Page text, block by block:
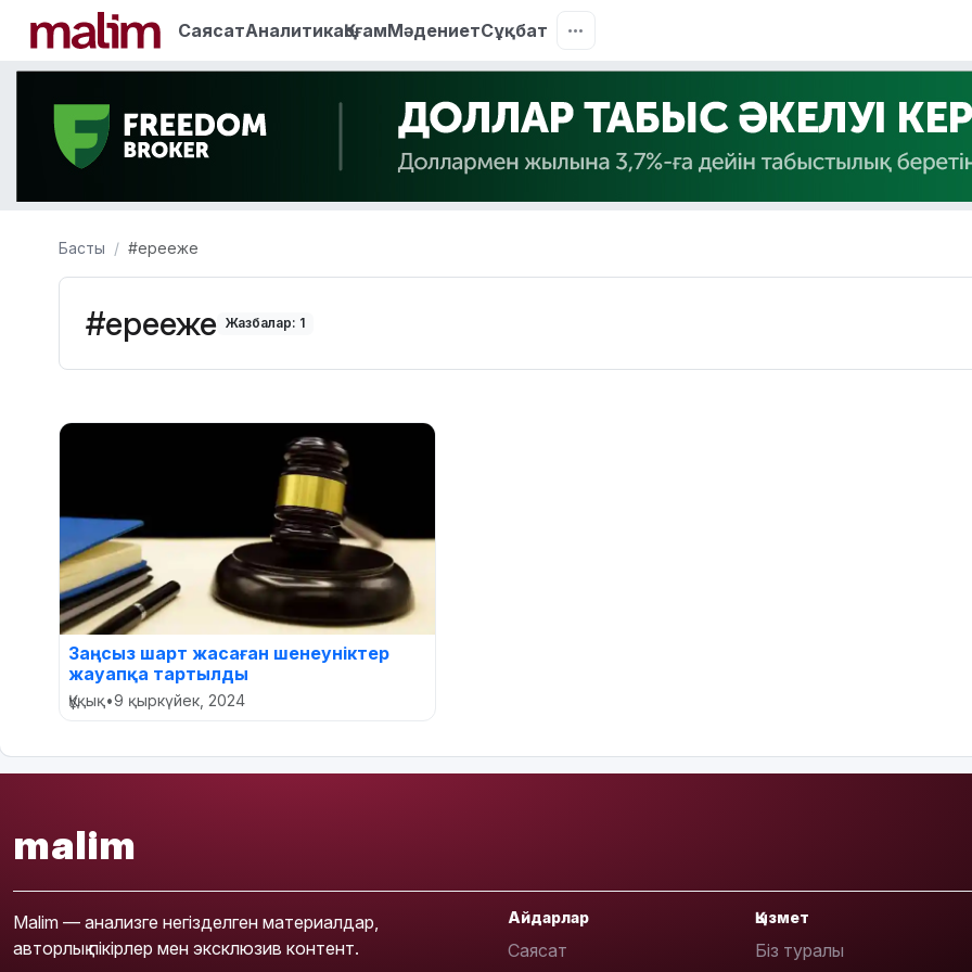
СаясатАналитикаҚоғамМәдениетСұқбат
Басты #ерееже
#ерееже Жазбалар: 1
Заңсыз шарт жасаған шенеуніктер
жауапқа тартылды
Құқық•9 қыркүйек, 2024
malim
Malim — анализге негізделген материалдар,
авторлық пікірлер мен эксклюзив контент.
Айдарлар
Саясат
Қызмет
Біз туралы